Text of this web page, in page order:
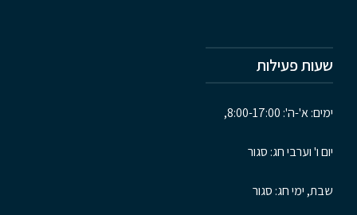
שעות פעילות
ימים: א'-ה': 8:00-17:00,
יום ו' וערבי חג: סגור
שבת, ימי חג: סגור